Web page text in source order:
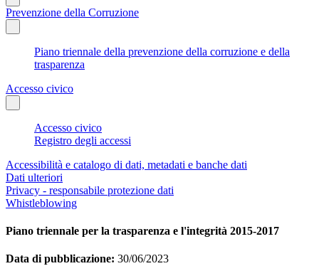
Prevenzione della Corruzione
Piano triennale della prevenzione della corruzione e della
trasparenza
Accesso civico
Accesso civico
Registro degli accessi
Accessibilità e catalogo di dati, metadati e banche dati
Dati ulteriori
Privacy - responsabile protezione dati
Whistleblowing
Piano triennale per la trasparenza e l'integrità 2015-2017
Data di pubblicazione: 30/06/2023